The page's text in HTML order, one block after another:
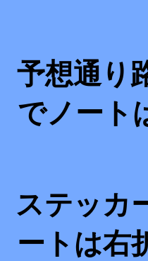
予想通り
でノート
ステッカ
ートは右